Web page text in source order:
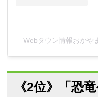
Webタウン情報おかや
《2位》「恐